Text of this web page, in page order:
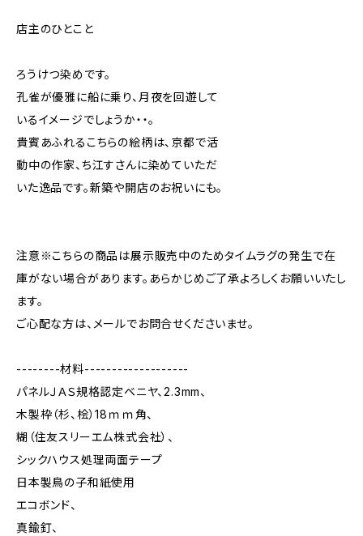
店主のひとこと
ろうけつ染めです。
孔雀が優雅に船に乗り、月夜を回遊して
いるイメージでしょうか・・。
貴賓あふれるこちらの絵柄は、京都で活
動中の作家、ち江すさんに染めていただ
いた逸品です。新築や開店のお祝いにも。
注意※こちらの商品は展示販売中のためタイムラグの発生で在
庫がない場合があります。あらかじめご了承よろしくお願いいたし
ます。
ご心配な方は、メールでお問合せくださいませ。
--------材料-------------------
パネルＪＡＳ規格認定ベニヤ、2.3mm、
木製枠（杉、桧）18ｍｍ角、
糊（住友スリーエム株式会社）、
シックハウス処理両面テープ
日本製鳥の子和紙使用
エコボンド、
真鍮釘、